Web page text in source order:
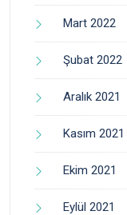
Mart 2022
Şubat 2022
Aralık 2021
Kasım 2021
Ekim 2021
Eylül 2021